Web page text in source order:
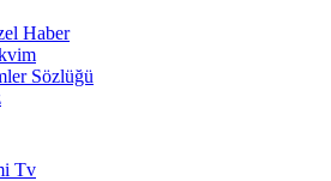
Haber
Sözlüğü
Tv